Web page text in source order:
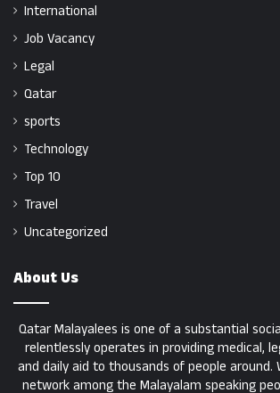
International
Job Vacancy
Legal
Qatar
sports
Technology
Top 10
Travel
Uncategorized
About Us
Qatar Malayalees is one of a substantial
relentlessly operates in providing medical,
and daily aid to thousands of people around.
network among the Malayalam speaking